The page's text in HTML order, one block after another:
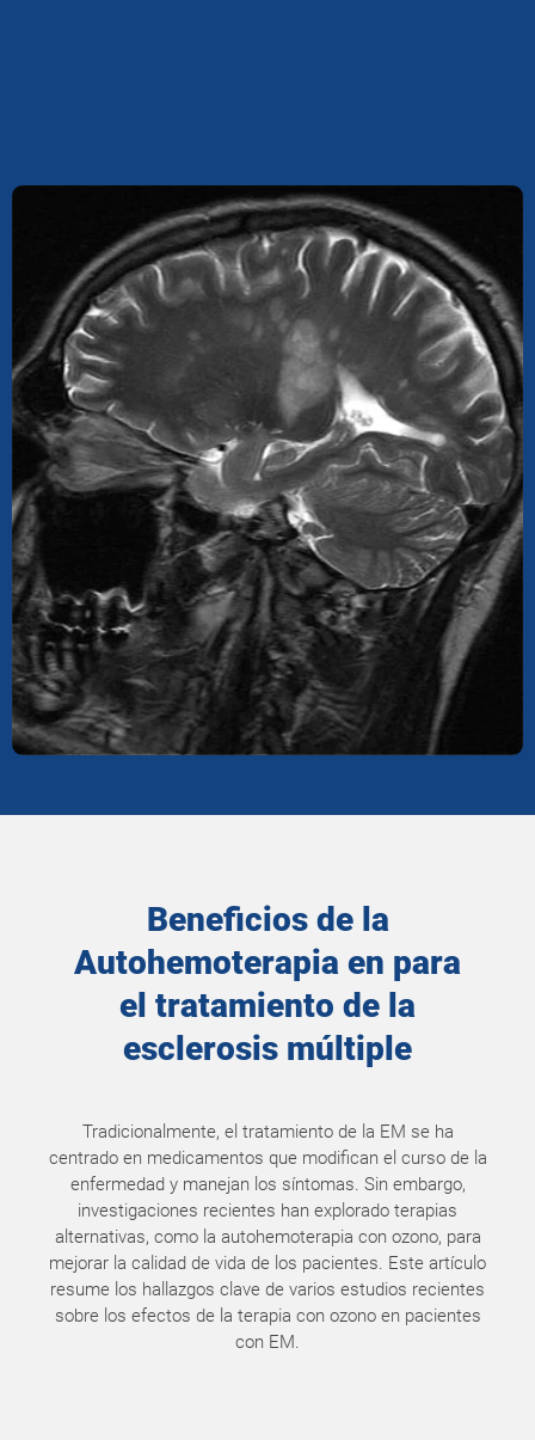
Beneficios de la
Autohemoterapia en para
el tratamiento de la
esclerosis múltiple
Tradicionalmente, el tratamiento de la EM se ha
centrado en medicamentos que modifican el curso de la
enfermedad y manejan los síntomas. Sin embargo,
investigaciones recientes han explorado terapias
alternativas, como la autohemoterapia con ozono, para
mejorar la calidad de vida de los pacientes. Este artículo
resume los hallazgos clave de varios estudios recientes
sobre los efectos de la terapia con ozono en pacientes
con EM.